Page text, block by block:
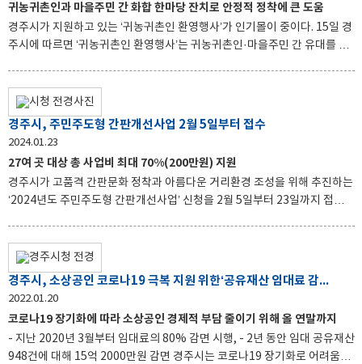
리며, 솔선수범해 나눔을 실천하는 모습이 시민들에게 큰 희망의 메시지로
전해질 것”이라고 인사를 전했다. 이날 기탁된 물품
귀농귀촌인과 마을주민 간 화합 한마당 잔치로 안정적 정착에 큰 도움
경주시가 지원하고 있는 ‘귀농귀촌인 환영행사’가 인기몰이 중이다. 15일 경
주시에 따르면 ‘귀농귀촌인 환영행사’는 귀농귀촌인·마을주민 간 유대를 강
내면 외칠1리 등 5곳에서 진행된다. ‘귀농귀촌인 환영행사’는 음식을 나눠먹
는 ‘집들이’ 형식으로 열린다. 귀농귀촌인이 10인 이상인 마을이면 ‘귀농귀촌
인 환영행사’를 지원받을 수 있으며, 매년 1~2월 사이 사업 신청기간에 신청
민과 화합하고 서로 이해하는데 많은 도움이 되길 바란다”고 강조했다.
경주시, 주민주도형 간판개선사업 2월 5일부터 접수
2024.01.23
27여 곳 대상 총 사업비 최대 70%(200만원) 지원
경주시가 고품격 간판문화 정착과 아름다운 거리환경 조성을 위해 추진하는
‘2024년도 주민주도형 간판개선사업’ 신청을 2월 5일부터 23일까지 접수
200만 원(사업비 70%)을 지원한다. 신청은 경주지역에 소재한 광고업체에
서 설계‧시공하고, 사업 신청자와 점포주(사업자 등록자)가 동일해야 가능
하다. 대상자 선정은 사업 필요성, 효과성, 간판디자인 평가 등을 통해 오는 3
시디자인팀으로 직접 방문해야 하며, 제출서류는 시청 홈페이지에서 직접
다운로드할 수 있다. 보다
경주시, 소상공인 코로나19 극복 지원 위한‘공유재산 임대료 감면’연장 결정
2022.01.20
코로나19 장기화에 따라 소상공인 경제적 부담 줄이기 위해 올 연말까지
- 지난 2020년 3월부터 임대료의 80% 감면 시행, - 2년 동안 임대 공유재산
948건에 대해 15억 2000만원 감면 경주시는 코로나19 장기화로 어려움을